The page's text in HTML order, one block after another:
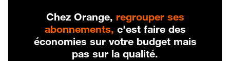
Chez Orange, regrouper ses
abonnements, c'est faire des
économies sur votre budget mais
pas sur la qualité.